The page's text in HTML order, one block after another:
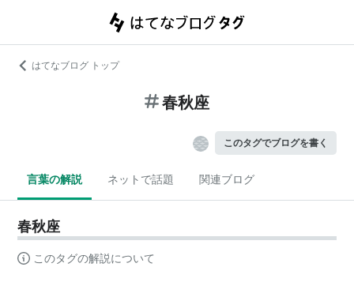
はてなブログ トップ
春秋座
このタグでブログを書く
言葉の解説 ネットで話題 関連ブログ
春秋座
このタグの解説について